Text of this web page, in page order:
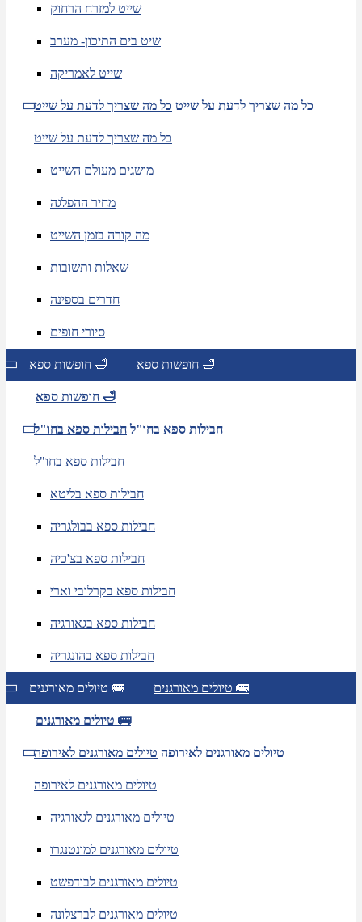
שייט למזרח הרחוק
שיט בים התיכון- מערב
שייט לאמריקה
כל מה שצריך לדעת על שייט כל מה שצריך לדעת על שייט
כל מה שצריך לדעת על שייט
מושגים מעולם השייט
מחיר ההפלגה
מה קורה בזמן השייט
שאלות ותשובות
חדרים בספינה
סיורי חופים
חופשות ספא 🛁 חופשות ספא 🛁
חופשות ספא 🛁
חבילות ספא בחו"ל חבילות ספא בחו"ל
חבילות ספא בחו"ל
חבילות ספא בליטא
חבילות ספא בבולגריה
חבילות ספא בצ'כיה
חבילות ספא בקרלובי וארי
חבילות ספא בגאורגיה
חבילות ספא בהונגריה
טיולים מאורגנים 🚌 טיולים מאורגנים 🚌
טיולים מאורגנים 🚌
טיולים מאורגנים לאירופה טיולים מאורגנים לאירופה
טיולים מאורגנים לאירופה
טיולים מאורגנים לגאורגיה
טיולים מאורגנים למונטנגרו
טיולים מאורגנים לבודפשט
טיולים מאורגנים לברצלונה